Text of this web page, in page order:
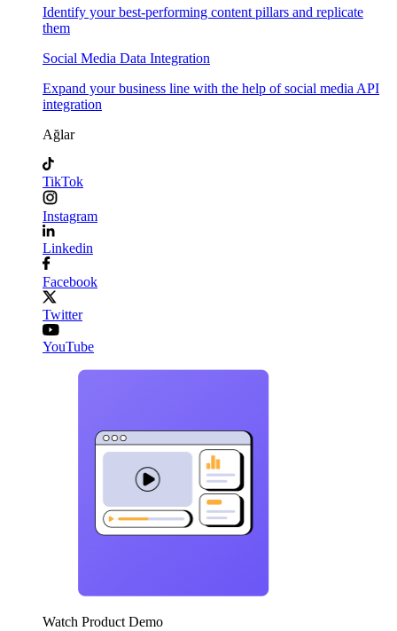
Identify your best-performing content pillars and replicate
them
Social Media Data Integration
Expand your business line with the help of social media API
integration
Ağlar
TikTok
Instagram
Linkedin
Facebook
Twitter
YouTube
Watch Product Demo